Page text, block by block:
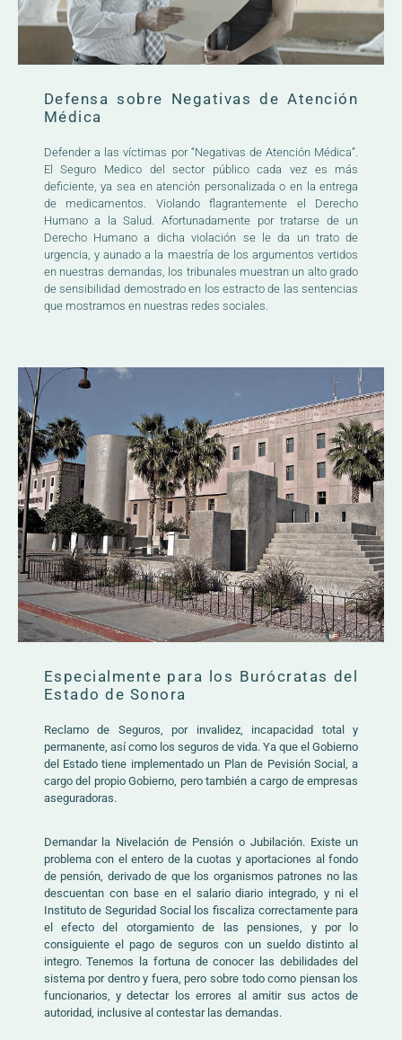
Defensa sobre Negativas de Atención
Médica
Defender a las víctimas por “Negativas de Atención Médica”.
El Seguro Medico del sector público cada vez es más
deficiente, ya sea en atención personalizada o en la entrega
de medicamentos. Violando flagrantemente el Derecho
Humano a la Salud. Afortunadamente por tratarse de un
Derecho Humano a dicha violación se le da un trato de
urgencia, y aunado a la maestría de los argumentos vertidos
en nuestras demandas, los tribunales muestran un alto grado
de sensibilidad demostrado en los estracto de las sentencias
que mostramos en nuestras redes sociales.
Especialmente para los Burócratas del
Estado de Sonora
Reclamo de Seguros, por invalidez, incapacidad total y
permanente, así como los seguros de vida. Ya que el Gobierno
del Estado tiene implementado un Plan de Pevisión Social, a
cargo del propio Gobierno, pero también a cargo de empresas
aseguradoras.
Demandar la Nivelación de Pensión o Jubilación. Existe un
problema con el entero de la cuotas y aportaciones al fondo
de pensión, derivado de que los organismos patrones no las
descuentan con base en el salario diario integrado, y ni el
Instituto de Seguridad Social los fiscaliza correctamente para
el efecto del otorgamiento de las pensiones, y por lo
consiguiente el pago de seguros con un sueldo distinto al
integro. Tenemos la fortuna de conocer las debilidades del
sistema por dentro y fuera, pero sobre todo como piensan los
funcionarios, y detectar los errores al amitir sus actos de
autoridad, inclusive al contestar las demandas.